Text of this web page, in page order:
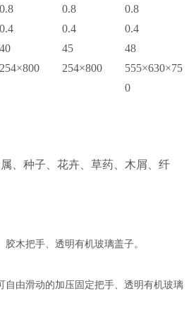
0.8 0.8
0.8
0.4 0.4
0.4
40 45
48
254×800 254×800
555×630×75
0
、种子、花卉、草药、木屑、纤
胶木把手、透明有机玻璃盖子。
自由滑动的加压固定把手、透明有机玻璃